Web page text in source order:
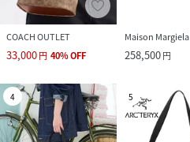
COACH OUTLET
33,000円 40%OFF
Maison Margiela
258,500円
4 5